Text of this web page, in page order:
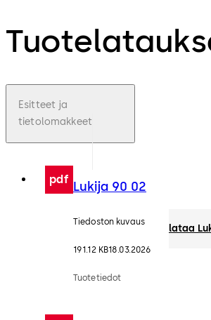
Esitteet ja
tietolomakkeet
pdf Lukija 90 02
Tiedoston kuvaus
191.12 KB18.03.2026
Tuotetiedot
lataa